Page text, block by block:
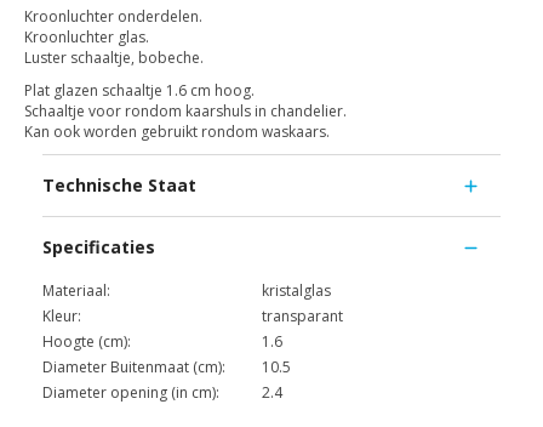
Kroonluchter onderdelen.
Kroonluchter glas.
Luster schaaltje, bobeche.
Plat glazen schaaltje 1.6 cm hoog.
Schaaltje voor rondom kaarshuls in chandelier.
Kan ook worden gebruikt rondom waskaars.
Technische Staat
Specificaties
Materiaal:
kristalglas
Kleur:
transparant
Hoogte (cm):
1.6
Diameter Buitenmaat (cm):
10.5
Diameter opening (in cm):
2.4